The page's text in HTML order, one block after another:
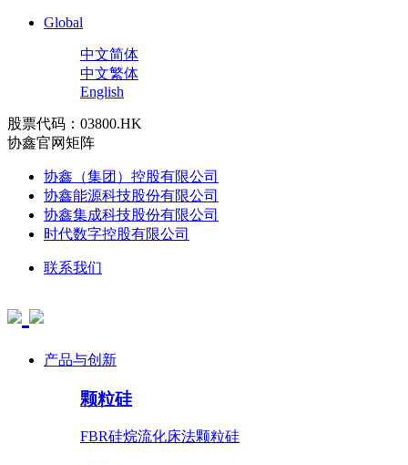
Global
中文简体
中文繁体
English
股票代码：03800.HK
协鑫官网矩阵
协鑫（集团）控股有限公司
协鑫能源科技股份有限公司
协鑫集成科技股份有限公司
时代数字控股有限公司
联系我们
产品与创新
颗粒硅
FBR硅烷流化床法颗粒硅